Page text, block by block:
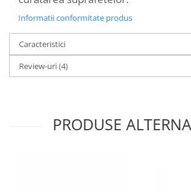
Informatii conformitate produs
Caracteristici
Review-uri(4)
PRODUSE